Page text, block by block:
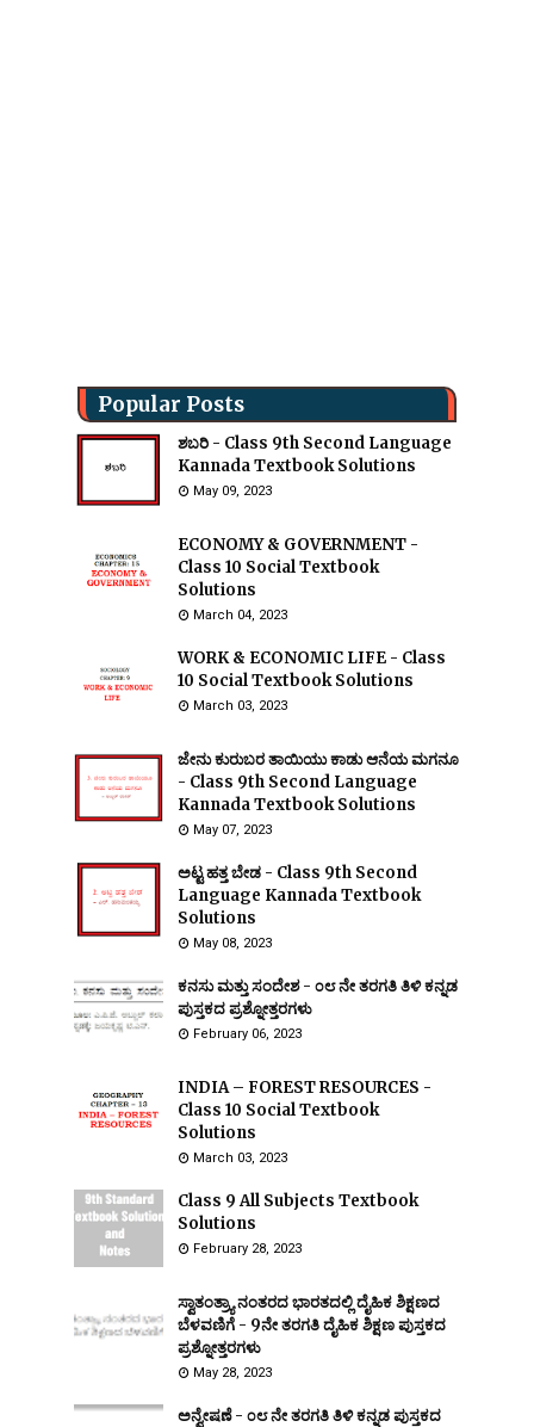
Popular Posts
ಶಬರಿ - Class 9th Second Language
Kannada Textbook Solutions
May 09, 2023
ECONOMY & GOVERNMENT -
Class 10 Social Textbook
Solutions
March 04, 2023
WORK & ECONOMIC LIFE - Class
10 Social Textbook Solutions
March 03, 2023
ಜೇನು ಕುರುಬರ ತಾಯಿಯು ಕಾಡು ಆನೆಯ ಮಗನೂ
- Class 9th Second Language
Kannada Textbook Solutions
May 07, 2023
ಅಟ್ಟ ಹತ್ತ ಬೇಡ - Class 9th Second
Language Kannada Textbook
Solutions
May 08, 2023
ಕನಸು ಮತ್ತು ಸಂದೇಶ - ೦೮ ನೇ ತರಗತಿ ತಿಳಿ ಕನ್ನಡ
ಪುಸ್ತಕದ ಪ್ರಶ್ನೋತ್ತರಗಳು
February 06, 2023
INDIA – FOREST RESOURCES -
Class 10 Social Textbook
Solutions
March 03, 2023
Class 9 All Subjects Textbook
Solutions
February 28, 2023
ಸ್ವಾತಂತ್ರ್ಯಾ ನಂತರದ ಭಾರತದಲ್ಲಿ ದೈಹಿಕ ಶಿಕ್ಷಣದ
ಬೆಳವಣಿಗೆ - 9ನೇ ತರಗತಿ ದೈಹಿಕ ಶಿಕ್ಷಣ ಪುಸ್ತಕದ
ಪ್ರಶ್ನೋತ್ತರಗಳು
May 28, 2023
ಅನ್ವೇಷಣೆ - ೦೮ ನೇ ತರಗತಿ ತಿಳಿ ಕನ್ನಡ ಪುಸ್ತಕದ